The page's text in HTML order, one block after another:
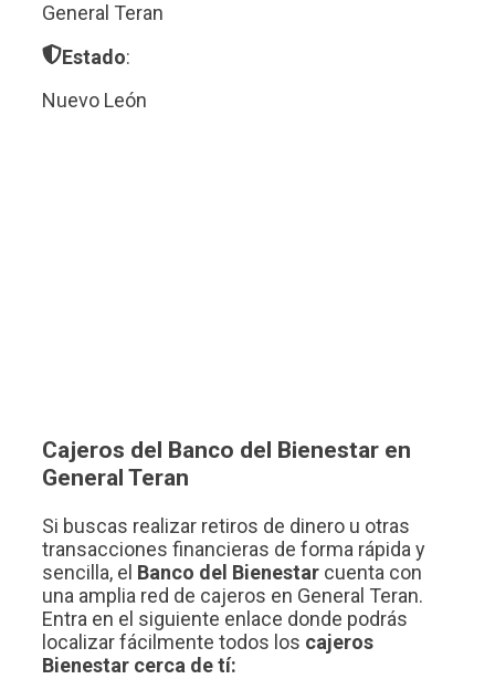
General Teran
Estado:
Nuevo León
Cajeros del Banco del Bienestar en
General Teran
Si buscas realizar retiros de dinero u otras
transacciones financieras de forma rápida y
sencilla, el Banco del Bienestar cuenta con
una amplia red de cajeros en General Teran.
Entra en el siguiente enlace donde podrás
localizar fácilmente todos los cajeros
Bienestar cerca de tí: